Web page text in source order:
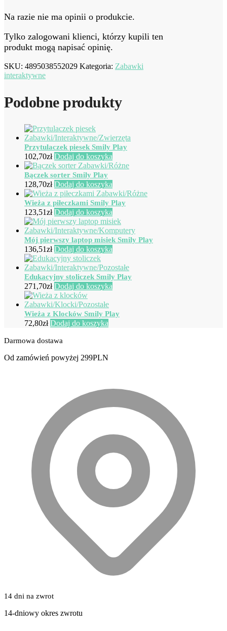
Na razie nie ma opinii o produkcie.
Tylko zalogowani klienci, którzy kupili ten
produkt mogą napisać opinię.
SKU: 4895038552029 Kategoria: Zabawki
interaktywne
Podobne produkty
Przytulaczek piesek Smily Play
102,70zł Dodaj do koszyka
Bączek sorter Smily Play
128,70zł Dodaj do koszyka
Wieża z piłeczkami Smily Play
123,51zł Dodaj do koszyka
Mój pierwszy laptop misiek Smily Play
136,51zł Dodaj do koszyka
Edukacyjny stoliczek Smily Play
271,70zł Dodaj do koszyka
Wieża z Klocków Smily Play
72,80zł Dodaj do koszyka
Darmowa dostawa
Od zamówień powyżej 299PLN
14 dni na zwrot
14-dniowy okres zwrotu